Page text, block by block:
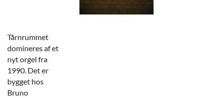
Tårnrummet
domineres af et
nyt orgel fra
1990. Det er
bygget hos
Bruno